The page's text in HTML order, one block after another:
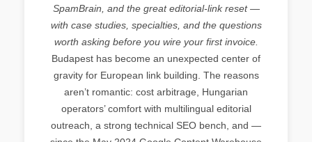
SpamBrain, and the great editorial-link reset —
with case studies, specialties, and the questions
worth asking before you wire your first invoice.
Budapest has become an unexpected center of
gravity for European link building. The reasons
aren’t romantic: cost arbitrage, Hungarian
operators’ comfort with multilingual editorial
outreach, a strong technical SEO bench, and —